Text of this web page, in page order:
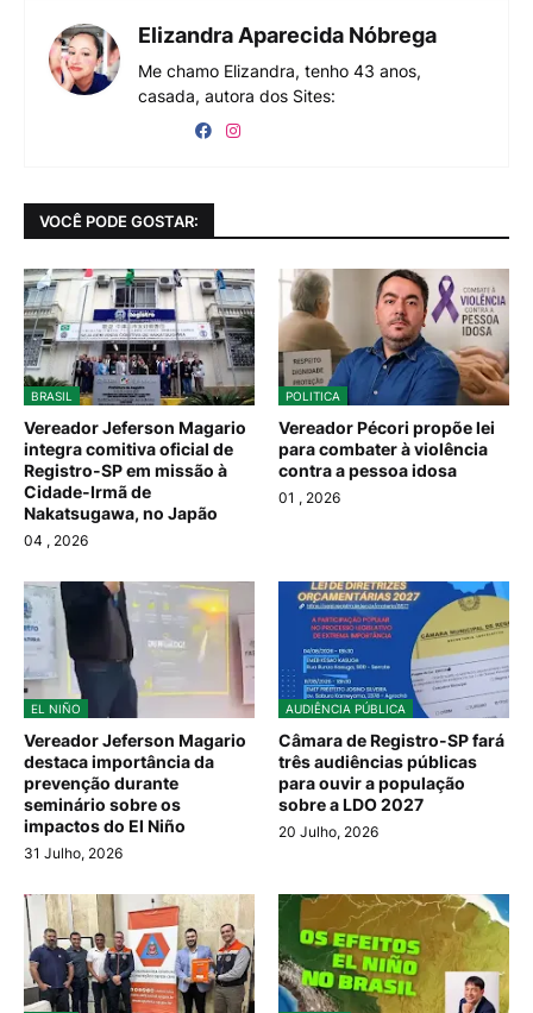
Elizandra Aparecida Nóbrega
Me chamo Elizandra, tenho 43 anos,
casada, autora dos Sites:
VOCÊ PODE GOSTAR:
BRASIL
Vereador Jeferson Magario
integra comitiva oficial de
Registro-SP em missão à
Cidade-Irmã de
Nakatsugawa, no Japão
04 , 2026
POLITICA
Vereador Pécori propõe lei
para combater à violência
contra a pessoa idosa
01 , 2026
EL NIÑO
Vereador Jeferson Magario
destaca importância da
prevenção durante
seminário sobre os
impactos do El Niño
31 Julho, 2026
AUDIÊNCIA PÚBLICA
Câmara de Registro-SP fará
três audiências públicas
para ouvir a população
sobre a LDO 2027
20 Julho, 2026